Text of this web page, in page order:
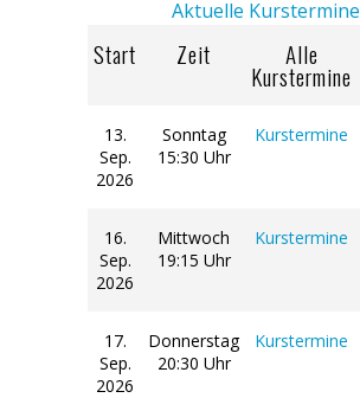
Aktuelle Kurstermine
Start Zeit Alle
Kurstermine
13.
Sep.
2026
Sonntag
15:30 Uhr
Kurstermine
16.
Sep.
2026
Mittwoch
19:15 Uhr
Kurstermine
17.
Sep.
2026
Donnerstag
20:30 Uhr
Kurstermine